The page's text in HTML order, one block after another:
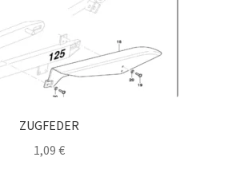
ZUGFEDER
1,09 €